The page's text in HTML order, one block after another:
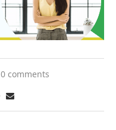
0 comments